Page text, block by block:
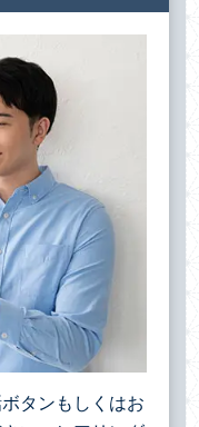
タンもしくはお